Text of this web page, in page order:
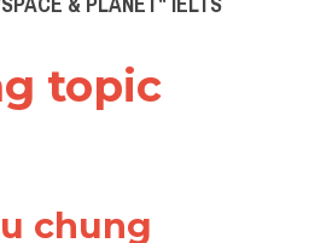
topic
chung